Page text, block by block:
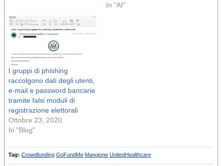
In "AI"
I gruppi di phishing
raccolgono dati degli utenti,
e-mail e password bancarie
tramite falsi moduli di
registrazione elettorali
Ottobre 23, 2020
In "Blog"
Tag: Crowdfunding GoFundMe Mangione UnitedHealthcare